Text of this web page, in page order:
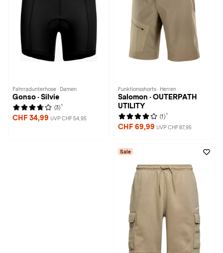
Fahrradunterhose · Damen
Gonso · Silvie
(3) 1
CHF 34,99 UVP CHF 54,95
Funktionsshorts · Herren
Salomon · OUTERPATH
UTILITY
(1) 1
CHF 69,99 UVP CHF 87,95
Sale